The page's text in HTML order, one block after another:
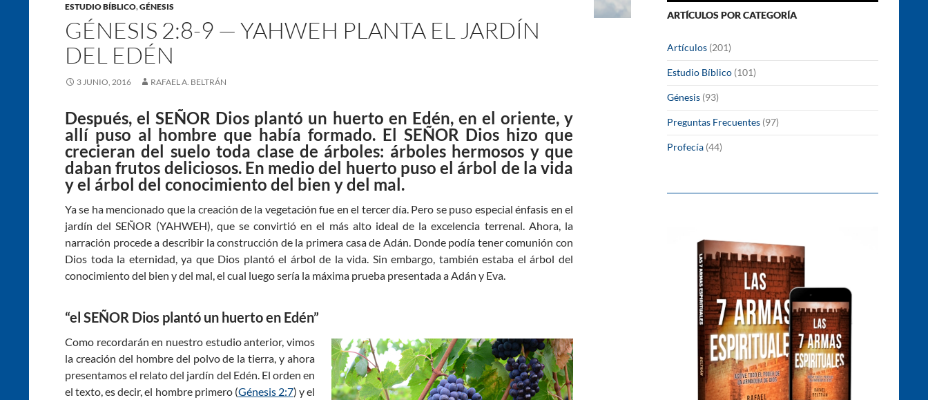
ESTUDIO BÍBLICO,GÉNESIS
GÉNESIS 2:8-9 — YAHWEH PLANTA EL JARDÍN
DEL EDÉN
3 JUNIO, 2016 RAFAEL A. BELTRÁN
Después, el SEÑOR Dios plantó un huerto en Edén, en el oriente, y
allí puso al hombre que había formado. El SEÑOR Dios hizo que
crecieran del suelo toda clase de árboles: árboles hermosos y que
daban frutos deliciosos. En medio del huerto puso el árbol de la vida
y el árbol del conocimiento del bien y del mal.
Ya se ha mencionado que la creación de la vegetación fue en el tercer día. Pero se puso especial énfasis en el
jardín del SEÑOR (YAHWEH), que se convirtió en el más alto ideal de la excelencia terrenal. Ahora, la
narración procede a describir la construcción de la primera casa de Adán. Donde podía tener comunión con
Dios toda la eternidad, ya que Dios plantó el árbol de la vida. Sin embargo, también estaba el árbol del
conocimiento del bien y del mal, el cual luego sería la máxima prueba presentada a Adán y Eva.
“el SEÑOR Dios plantó un huerto en Edén”
Como recordarán en nuestro estudio anterior, vimos
la creación del hombre del polvo de la tierra, y ahora
presentamos el relato del jardín del Edén. El orden en
el texto, es decir, el hombre primero (Génesis 2:7) y el
ARTÍCULOS POR CATEGORÍA
Artículos (201)
Estudio Bíblico (101)
Génesis (93)
Preguntas Frecuentes (97)
Profecía (44)